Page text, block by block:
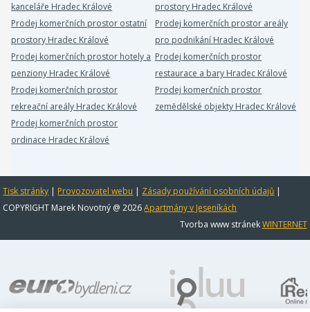
kanceláře Hradec Králové
prostory Hradec Králové
Prodej komerčních prostor ostatní
prostory Hradec Králové
Prodej komerčních prostor areály
pro podnikání Hradec Králové
Prodej komerčních prostor hotely a
penziony Hradec Králové
Prodej komerčních prostor
restaurace a bary Hradec Králové
Prodej komerčních prostor
rekreační areály Hradec Králové
Prodej komerčních prostor
zemědělské objekty Hradec Králové
Prodej komerčních prostor
ordinace Hradec Králové
Tisk stránky | Provozovatel webu | Zásady používání osobních údajů |
COPYRIGHT Marek Novotný @ 2026Apartmány v Jeseníkách
Tvorba www stránekWINTERNET